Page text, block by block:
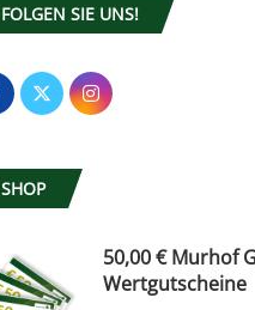
FOLGEN SIE UNS!
SHOP
50,00 € Murhof
Wertgutscheine